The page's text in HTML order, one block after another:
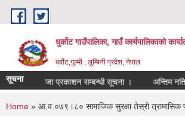
Skip to main content
धुर्कोट गाउँपालिका, गाउँ कार्यपालिकाको
बर्वोट,गुल्मी , लुम्बिनी प्रदेश, नेपाल
सूचनानतिजा प्रकाशन सम्बन्धी सूचना । अन्तिम
You are here
Home » आ.व.०७९।८० सामाजिक सुरक्षा तेस्रो त्रामासिक